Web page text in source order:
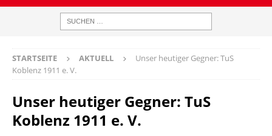
STARTSEITE AKTUELL
Unser heutiger Gegner: TuS
Koblenz 1911 e. V.
Unser heutiger Gegner: TuS
Koblenz 1911 e. V.